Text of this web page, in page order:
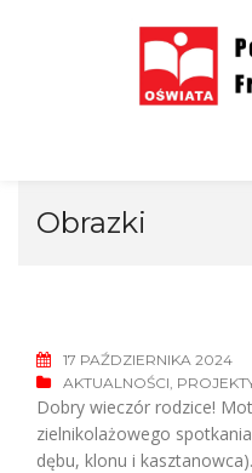
Obrazki
17 PAŹDZIERNIKA 2024
AKTUALNOŚCI,
Dobry wieczór rodzice!
zielnikolażowego spotkania
dębu, klonu i